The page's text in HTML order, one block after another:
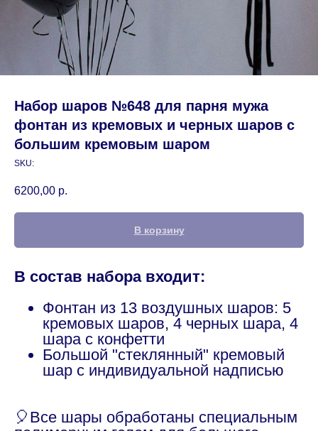
Набор шаров №648 для парня мужа
фонтан из кремовых и черных шаров с
большим кремовым шаром
SKU:
6200,00 р.
В корзину
В состав набора входит:
Фонтан из 13 воздушных шаров: 5
кремовых шаров, 4 черных шара, 4
шара с конфетти
Большой "стеклянный" кремовый
шар с индивидуальной надписью
🎈Все шары обработаны специальным